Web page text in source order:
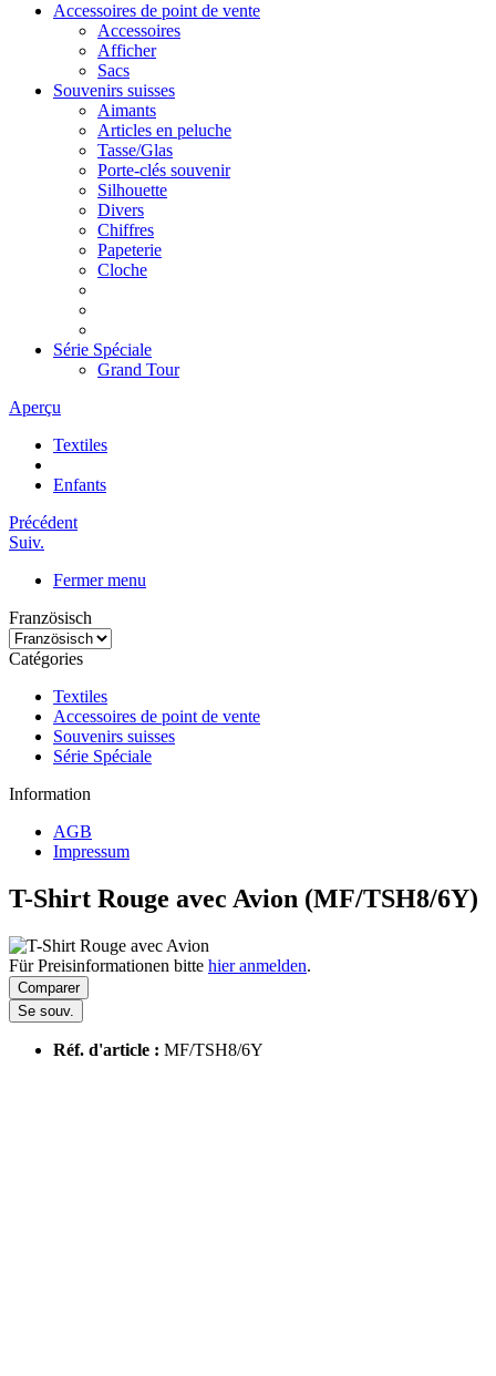
Accessoires de point de vente
Accessoires
Afficher
Sacs
Souvenirs suisses
Aimants
Articles en peluche
Tasse/Glas
Porte-clés souvenir
Silhouette
Divers
Chiffres
Papeterie
Cloche
Série Spéciale
Grand Tour
Aperçu
Textiles
Enfants
Précédent
Suiv.
Fermer menu
Französisch
Catégories
Textiles
Accessoires de point de vente
Souvenirs suisses
Série Spéciale
Information
AGB
Impressum
T-Shirt Rouge avec Avion (MF/TSH8/6Y)
Für Preisinformationen bitte hier anmelden.
Comparer
Se souv.
Réf. d'article : MF/TSH8/6Y